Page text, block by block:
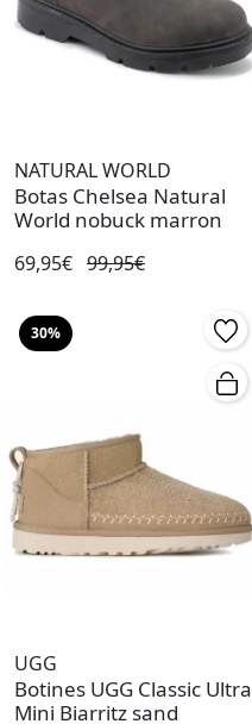
NATURAL WORLD
Botas Chelsea Natural
World nobuck marron
69,95€ 99,95€
30%
UGG
Botines UGG Classic Ultra
Mini Biarritz sand